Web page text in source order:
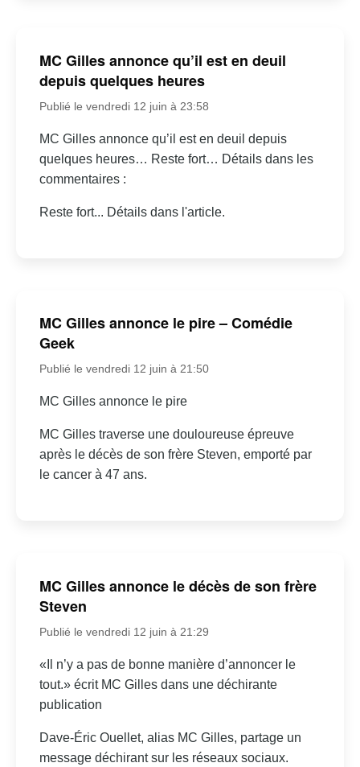
MC Gilles annonce qu’il est en deuil
depuis quelques heures
Publié le vendredi 12 juin à 23:58
MC Gilles annonce qu’il est en deuil depuis
quelques heures… Reste fort… Détails dans les
commentaires :
Reste fort... Détails dans l'article.
MC Gilles annonce le pire – Comédie
Geek
Publié le vendredi 12 juin à 21:50
MC Gilles annonce le pire
MC Gilles traverse une douloureuse épreuve
après le décès de son frère Steven, emporté par
le cancer à 47 ans.
MC Gilles annonce le décès de son frère
Steven
Publié le vendredi 12 juin à 21:29
«Il n’y a pas de bonne manière d’annoncer le
tout.» écrit MC Gilles dans une déchirante
publication
Dave-Éric Ouellet, alias MC Gilles, partage un
message déchirant sur les réseaux sociaux.